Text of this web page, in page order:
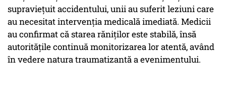
supraviețuit accidentului, unii au suferit leziuni care
au necesitat intervenția medicală imediată. Medicii
au confirmat că starea răniților este stabilă, însă
autoritățile continuă monitorizarea lor atentă, având
în vedere natura traumatizantă a evenimentului.